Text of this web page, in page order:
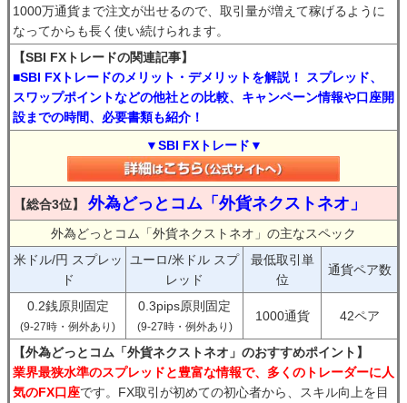
1000万通貨まで注文が出せるので、取引量が増えて稼げるように
なってからも長く使い続けられます。
【SBI FXトレードの関連記事】
■SBI FXトレードのメリット・デメリットを解説！ スプレッド、
スワップポイントなどの他社との比較、キャンペーン情報や口座開
設までの時間、必要書類も紹介！
▼SBI FXトレード▼
【総合3位】 外為どっとコム「外貨ネクストネオ」
外為どっとコム「外貨ネクストネオ」の主なスペック
米ドル/円 スプレッ
ド
ユーロ/米ドル スプ
レッド
最低取引単
位
通貨ペア数
0.2銭原則固定
(9-27時・例外あり)
0.3pips原則固定
(9-27時・例外あり)
1000通貨 42ペア
【外為どっとコム「外貨ネクストネオ」のおすすめポイント】
業界最狭水準のスプレッドと豊富な情報で、多くのトレーダーに人
気のFX口座です。FX取引が初めての初心者から、スキル向上を目